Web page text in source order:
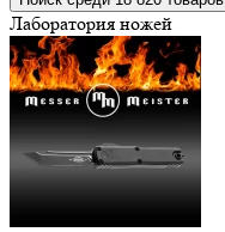
Лаборатория ножей